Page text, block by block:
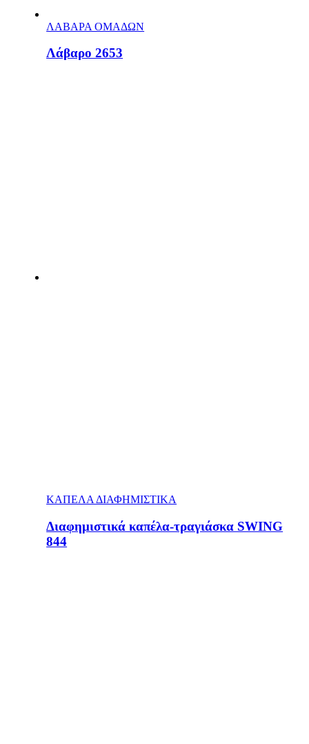
ΛΑΒΑΡΑ ΟΜΑΔΩΝ
Λάβαρο 2653
ΚΑΠΕΛΑ ΔΙΑΦΗΜΙΣΤΙΚΑ
Διαφημιστικά καπέλα-τραγιάσκα SWING
844